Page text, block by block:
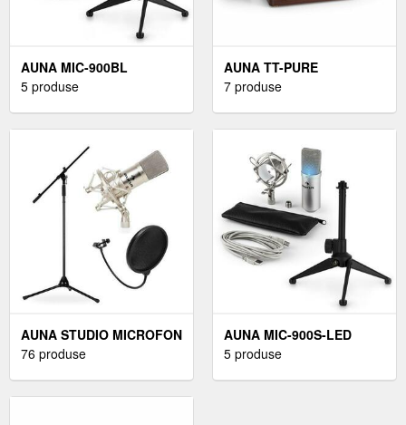
AUNA MIC-900BL
5 produse
AUNA TT-PURE
7 produse
AUNA STUDIO MICROFON
SET
76 produse
AUNA MIC-900S-LED
5 produse